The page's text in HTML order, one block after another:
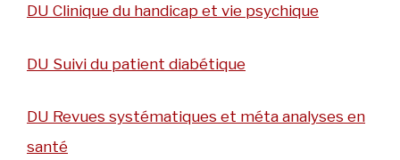
DU Clinique du handicap et vie psychique
DU Suivi du patient diabétique
DU Revues systématiques et méta analyses en
santé